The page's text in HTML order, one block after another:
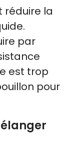
réduire la
par
est trop
pour